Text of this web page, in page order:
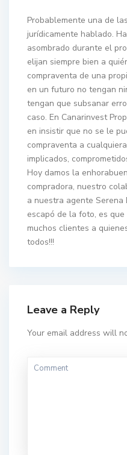
Probablemente una de
jurídicamente hablado.
asombrado durante el
elijan siempre bien a
compraventa de una
en un futuro no tengan
tengan que subsanar
caso. En Canarinvest
en insistir que no se le
compraventa a
implicados,
Hoy damos la
compradora, nuestro
a nuestra agente Serena
escapó de la foto, es
muchos clientes a
todos!!!
Leave a Reply
Your email address will